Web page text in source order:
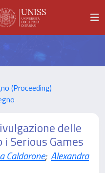
(Proceeding)
delle
Serious Games
Caldarone; Alexandra